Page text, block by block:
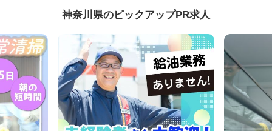
神奈川県のピックアップPR求人